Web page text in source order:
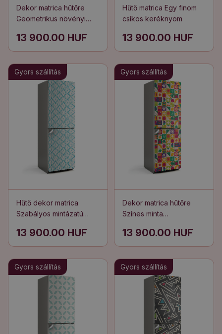
Dekor matrica hűtőre
Geometrikus növényi
13 900.00 HUF
Hűtő matrica Egy finom
csíkos keréknyom
13 900.00 HUF
Gyors szállítás
Hűtő dekor matrica
Szabályos mintázatú
13 900.00 HUF
Gyors szállítás
Dekor matrica hűtőre
Színes minta
13 900.00 HUF
Gyors szállítás Gyors szállítás